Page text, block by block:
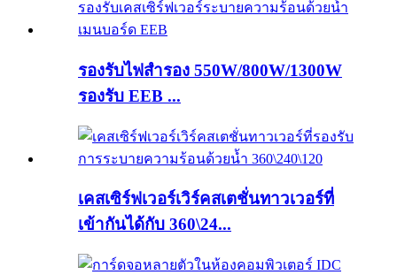
รองรับไฟสำรอง 550W/800W/1300W
รองรับ EEB ...
เคสเซิร์ฟเวอร์เวิร์คสเตชั่นทาวเวอร์ที่
เข้ากันได้กับ 360\24...